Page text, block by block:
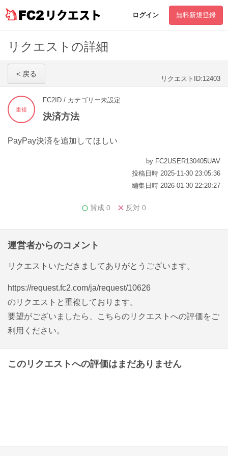
リクエスト ログイン 無料新規登録
リクエストの詳細
< 戻る
リクエストID:12403
重複
FC2ID / カテゴリー未設定
決済方法
PayPay決済を追加してほしい
by FC2USER130405UAV
投稿日時 2025-11-30 23:05:36
編集日時 2026-01-30 22:20:27
賛成 0 反対 0
運営者からのコメント
リクエストいただきましてありがとうございます。
https://request.fc2.com/ja/request/10626
のリクエストと重複しております。
要望がございましたら、こちらのリクエストへの評価をご
利用ください。
このリクエストへの評価はまだありません